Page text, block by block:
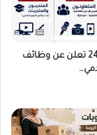
قناة سودانية 24 تعلن عن وظائف